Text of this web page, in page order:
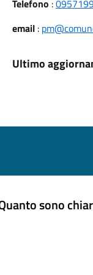
Telefono :
email:
Ultimo
sono